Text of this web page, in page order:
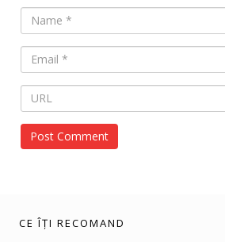
CE ÎȚI RECOMAND